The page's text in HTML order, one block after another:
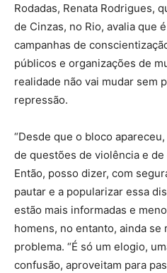
Rodadas, Renata Rodrigues,
de Cinzas, no Rio, avalia que
campanhas de
públicos e organizações de
realidade não vai mudar sem
repressão.
“Desde que o bloco
de questões de violência e
Então, posso dizer, com
pautar e a popularizar essa
estão mais informadas e
homens, no entanto, ainda se
problema. “É só um elogio,
confusão, aproveitam para